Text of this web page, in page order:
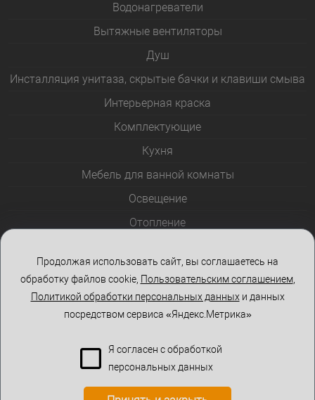
Водонагреватели
Вытяжные вентиляторы
Душ
Инсталляция унитаза, скрытые бачки и клавиши смыва
Интерьерная краска
Комплектующие
Кухня
Мебель для ванной комнаты
Освещение
Отопление
Розетки и выключатели
Стеклоблоки
Столы и стулья
Продолжая использовать сайт, вы соглашаетесь на
обработку файлов cookie, Пользовательским соглашением,
Политикой обработки персональных данных и данных
посредством сервиса «Яндекс.Метрика»
Я согласен с обработкой
персональных данных